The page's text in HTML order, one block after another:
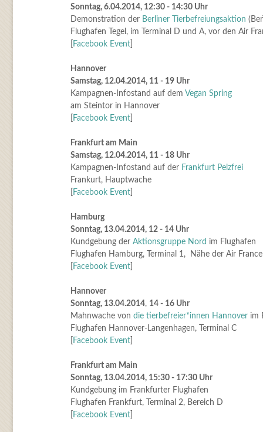
Sonntag, 6.04.2014, 12:30 - 14:30 Uhr
Demonstration der Berliner Tierbefreiungsaktion
Flughafen Tegel, im Terminal D und A, vor den Air
Facebook Event]
Hannover
Samstag, 12.04.2014, 11 - 19 Uhr
Kampagnen-Infostand auf dem Vegan Spring
am Steintor in Hannover
Facebook Event]
Frankfurt am Main
Samstag, 12.04.2014, 11 - 18 Uhr
Kampagnen-Infostand auf der Frankfurt Pelzfrei
Frankurt, Hauptwache
Facebook Event]
Hamburg
Sonntag, 13.04.2014, 12 - 14 Uhr
Kundgebung der Aktionsgruppe Nord im Flughafen
Flughafen Hamburg, Terminal 1, Nähe der Air
Facebook Event]
Hannover
Sonntag, 13.04.2014, 14 - 16 Uhr
Mahnwache von die tierbefreier*innen Hannoverim
Flughafen Hannover-Langenhagen, Terminal C
Facebook Event]
Frankfurt am Main
Sonntag, 13.04.2014, 15:30 - 17:30 Uhr
Kundgebung im Frankfurter Flughafen
Flughafen Frankfurt, Terminal 2, Bereich D
Facebook Event]